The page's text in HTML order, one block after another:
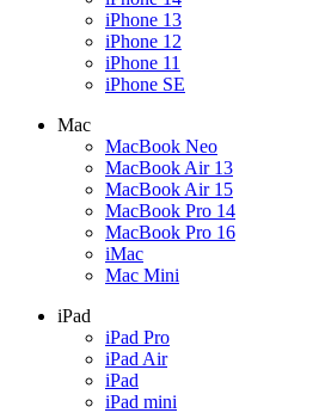
iPhone 13
iPhone 12
iPhone 11
iPhone SE
Mac
MacBook Neo
MacBook Air 13
MacBook Air 15
MacBook Pro 14
MacBook Pro 16
iMac
Mac Mini
iPad
iPad Pro
iPad Air
iPad
iPad mini